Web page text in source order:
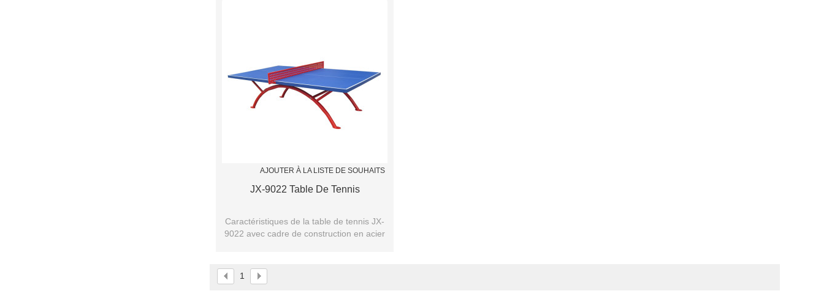
AJOUTER À LA LISTE DE SOUHAITS
JX-9022 Table De Tennis
Caractéristiques de la table de tennis JX-
9022 avec cadre de construction en acier
1